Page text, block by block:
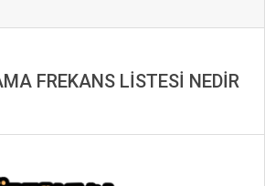
FREKANS LİSTESİ NEDİR